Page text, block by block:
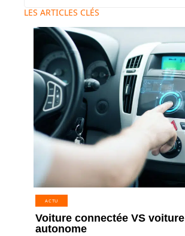
LES ARTICLES CLÉS
ACTU
Voiture connectée VS voiture
autonome